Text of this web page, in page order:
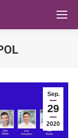
Sep.
29
2020